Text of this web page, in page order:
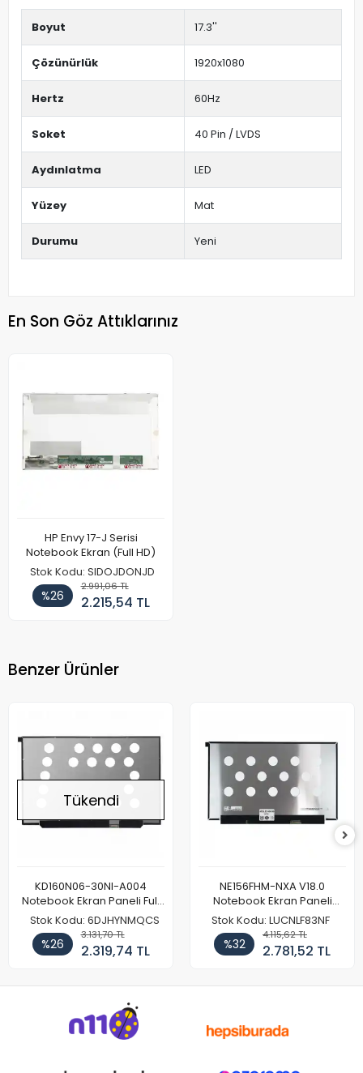
Boyut 17.3''
Çözünürlük 1920x1080
Hertz 60Hz
Soket 40 Pin / LVDS
Aydınlatma LED
Yüzey Mat
Durumu Yeni
En Son Göz Attıklarınız
HP Envy 17-J Serisi
Notebook Ekran (Full HD)
Stok Kodu: SIDOJDONJD
%26
2.991,06 TL
2.215,54 TL
Benzer Ürünler
Tükendi
KD160N06-30NI-A004
Notebook Ekran Paneli Full
HD
Stok Kodu: 6DJHYNMQCS
%26
3.131,70 TL
2.319,74 TL
NE156FHM-NXA V18.0
Notebook Ekran Paneli
144Hz
Stok Kodu: LUCNLF83NF
%32
4.115,62 TL
2.781,52 TL